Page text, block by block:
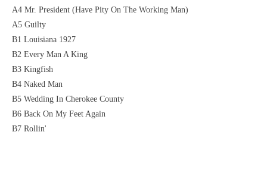
A4 Mr. President (Have Pity On The Working Man)
A5 Guilty
B1 Louisiana 1927
B2 Every Man A King
B3 Kingfish
B4 Naked Man
B5 Wedding In Cherokee County
B6 Back On My Feet Again
B7 Rollin'